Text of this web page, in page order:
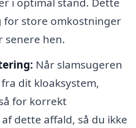
for store omkostninger
senere hen.
Når slamsugeren
dit kloaksystem,
for korrekt
dette affald, så du ikke